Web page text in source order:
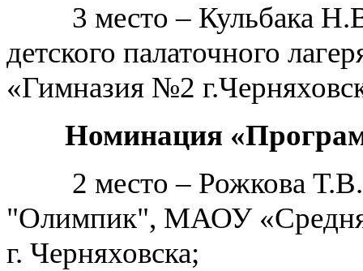
3 место – Кульбака
детского палаточного
«Гимназия №2
Номинация
2 место – Рожкова Т.В.,
"Олимпик", МАОУ
г. Черняховска;